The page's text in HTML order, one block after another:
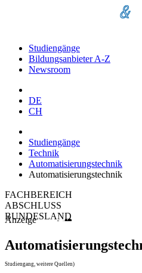
Studiengänge
Bildungsanbieter A-Z
Newsroom
DE
CH
Studiengänge
Technik
Automatisierungstechnik
Automatisierungstechnik
FACHBEREICH
ABSCHLUSS
BUNDESLAND
Anzeige
Studiengang, weitere Quellen)